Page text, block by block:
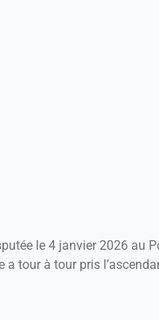
le 4 janvier 2026 au
a tour à tour pris